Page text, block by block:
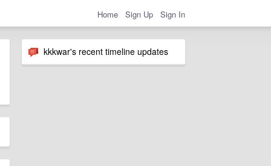
Home Sign Up Sign In
kkkwar's recent timeline updates